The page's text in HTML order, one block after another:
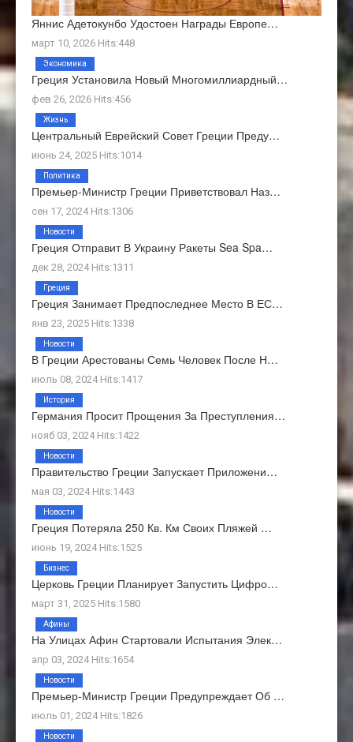
Яннис Адетокунбо Удостоен Награды Европе…
март 10, 2026 Hits:448
Греция Установила Новый Многомиллиардный…
фев 26, 2026 Hits:456
Экономика
Центральный Еврейский Совет Греции Преду…
июнь 24, 2025 Hits:1014
Жизнь
Премьер-Министр Греции Приветствовал Наз…
сен 17, 2024 Hits:1306
Политика
Греция Отправит В Украину Ракеты Sea Spa…
дек 28, 2024 Hits:1311
Новости
Греция Занимает Предпоследнее Место В ЕС…
янв 23, 2025 Hits:1338
Греция
В Греции Арестованы Семь Человек После Н…
июль 08, 2024 Hits:1417
Новости
Германия Просит Прощения За Преступления…
нояб 03, 2024 Hits:1422
История
Правительство Греции Запускает Приложени…
мая 03, 2024 Hits:1443
Новости
Греция Потеряла 250 Кв. Км Своих Пляжей …
июнь 19, 2024 Hits:1525
Новости
Церковь Греции Планирует Запустить Цифро…
март 31, 2025 Hits:1580
Бизнес
На Улицах Афин Стартовали Испытания Элек…
апр 03, 2024 Hits:1654
Афины
Премьер-Министр Греции Предупреждает Об …
июль 01, 2024 Hits:1826
Новости
Новости